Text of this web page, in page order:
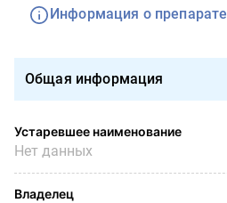
Информация о препарате
Общая информация
Устаревшее наименование
Нет данных
Владелец